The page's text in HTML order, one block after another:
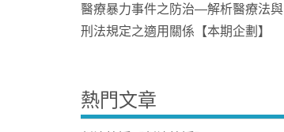
醫療暴力事件之防治—解析醫療法與
刑法規定之適用關係【本期企劃】
熱門文章